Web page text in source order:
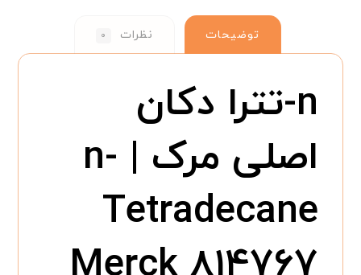
توضیحات نظرات ۰
n-تترا دکان
اصلی مرک | n-
Tetradecane